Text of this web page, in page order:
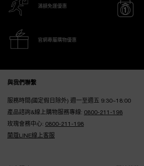
滿額免運優惠
官網專屬購物優惠
與我們聯繫
服務時間(國定假日除外) 週一至週五 9:30~18:00
產品諮詢&線上購物服務專線: 0800-211-198
玫瑰會務中心: 0800-211-198
蘭蔻LINE線上客服